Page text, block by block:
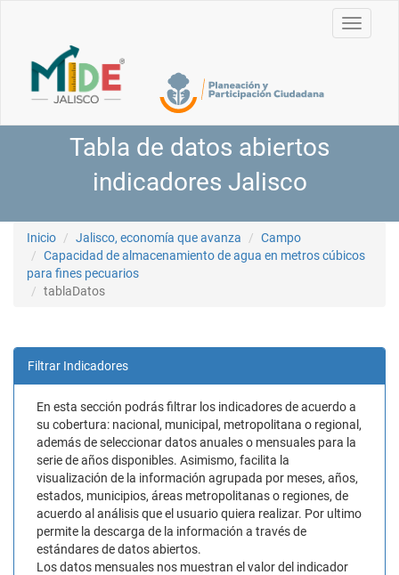
Toggle
Tabla de datos abiertos
indicadores Jalisco
Inicio Jalisco, economía que avanza
Campo
Capacidad de almacenamiento de agua en metros cúbicos
para fines pecuarios
tablaDatos
Filtrar Indicadores
En esta sección podrás filtrar los indicadores de acuerdo a
su cobertura: nacional, municipal, metropolitana o regional,
además de seleccionar datos anuales o mensuales para la
serie de años disponibles. Asimismo, facilita la
visualización de la información agrupada por meses, años,
estados, municipios, áreas metropolitanas o regiones, de
acuerdo al análisis que el usuario quiera realizar. Por ultimo
permite la descarga de la información a través de
estándares de datos abiertos.
Los datos mensuales nos muestran el valor del indicador